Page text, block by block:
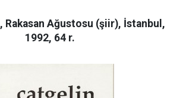
Rakasan Ağustosu (şiir), İstanbul,
1992, 64 r.